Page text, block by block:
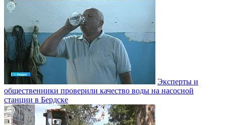
Эксперты и
общественники проверили качество воды на насосной
станции в Бердске